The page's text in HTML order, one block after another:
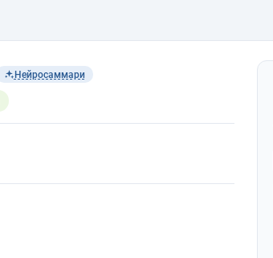
Нейросаммари